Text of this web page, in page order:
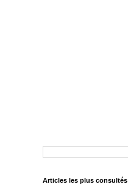
Articles les plus consultés